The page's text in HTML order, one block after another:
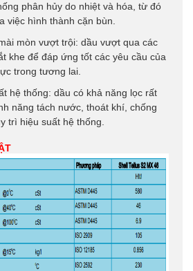
phân hủy do nhiệt và hóa, từ đó
việc hình thành cặn bùn.
mòn vượt trội: dầu vượt qua các
khe để đáp ứng tốt các yêu cầu của
trong tương lai.
hệ thống: dầu có khả năng lọc rất
năng tách nước, thoát khí, chống
trì hiệu suất hệ thống.